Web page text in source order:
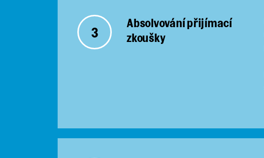
3
Absolvování přijímací
zkoušky